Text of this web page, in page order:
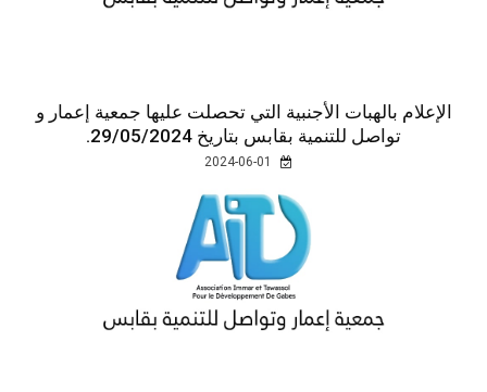
الإعلام بالهبات الأجنبية التي تحصلت عليها جمعية إعمار و
تواصل للتنمية بقابس بتاريخ 29/05/2024.